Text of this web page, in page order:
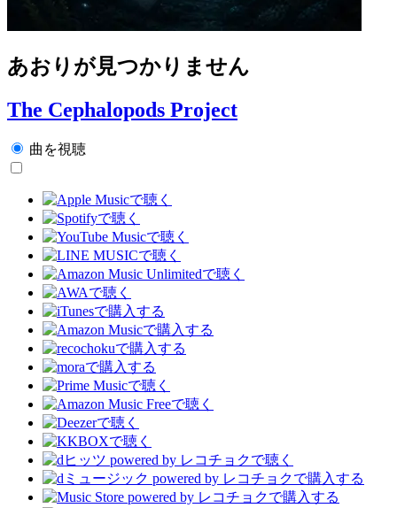
あおりが見つかりません
The Cephalopods Project
曲を視聴